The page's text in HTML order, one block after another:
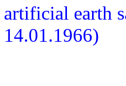
artificial earth
14.01.1966)